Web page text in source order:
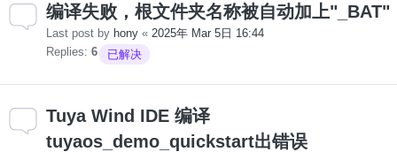
编译失败，根文件夹名称被自动加上"_BAT"
Last post by hony « 2025年 Mar 5日 16:44
Replies: 6 已解决
Tuya Wind IDE 编译
tuyaos_demo_quickstart出错误